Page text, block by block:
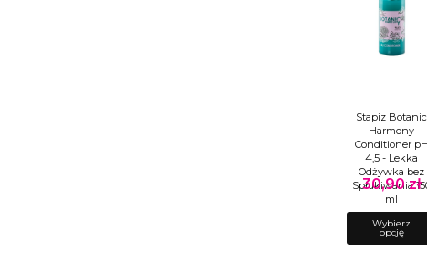
Stapiz Botanic
Harmony
Conditioner pH
4,5 - Lekka
Odżywka bez
Spłukiwania
ml
Cena
30,90 zł
Wybierz
opcję